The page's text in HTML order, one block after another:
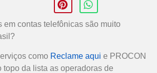
em contas telefônicas são muito
como Reclame aqui e PROCON
topo da lista as operadoras de